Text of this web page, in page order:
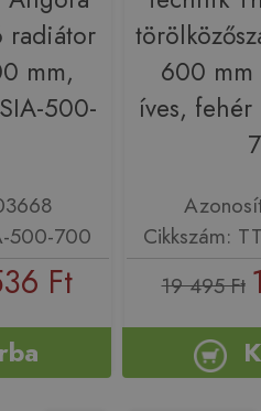
radiátor
mm,
500-
500-700
Ft
600
íves,
Cikkszám:
19 495 Ft